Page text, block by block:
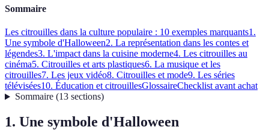
Sommaire
Les citrouilles dans la culture populaire : 10 exemples marquants1.
Une symbole d'Halloween2. La représentation dans les contes et
légendes3. L'impact dans la cuisine moderne4. Les citrouilles au
cinéma5. Citrouilles et arts plastiques6. La musique et les
citrouilles7. Les jeux vidéo8. Citrouilles et mode9. Les séries
télévisées10. Éducation et citrouillesGlossaireChecklist avant achat
Sommaire(13 sections)
1. Une symbole d'Halloween